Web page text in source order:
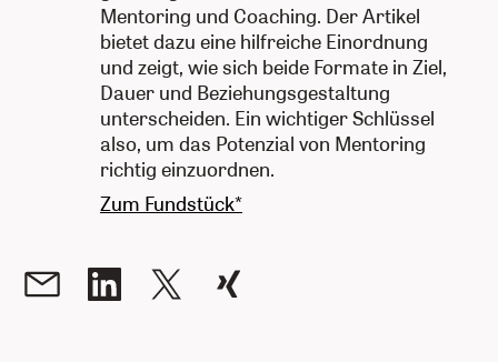
Mentoring und Coaching. Der Artikel
bietet dazu eine hilfreiche Einordnung
und zeigt, wie sich beide Formate in Ziel,
Dauer und Beziehungsgestaltung
unterscheiden. Ein wichtiger Schlüssel
also, um das Potenzial von Mentoring
richtig einzuordnen.
Zum Fundstück*